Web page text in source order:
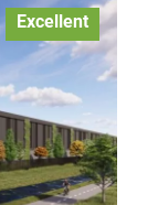
Excellent